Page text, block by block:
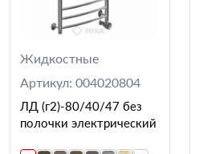
Жидкостные
Артикул: 004020804
ЛД (г2)-80/40/47 без
полочки электрический